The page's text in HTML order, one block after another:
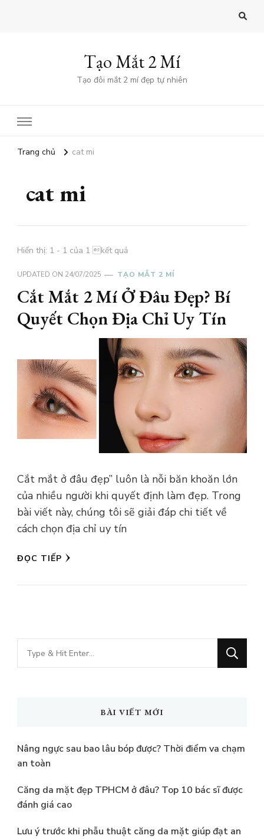
Tạo Mắt 2 Mí
Tạo đôi mắt 2 mí đẹp tự nhiên
Trang chủ cat mi
cat mi
Hiển thị: 1 - 1 của 1 kết quả
UPDATED ON 24/07/2025 TẠO MẮT 2 MÍ
Cắt Mắt 2 Mí Ở Đâu Đẹp? Bí
Quyết Chọn Địa Chỉ Uy Tín
Cắt mắt ở đâu đẹp” luôn là nỗi băn khoăn lớn
của nhiều người khi quyết định làm đẹp. Trong
bài viết này, chúng tôi sẽ giải đáp chi tiết về
cách chọn địa chỉ uy tín
ĐỌC TIẾP
Bạn
muốn
BÀI VIẾT MỚI
Nâng ngực sau bao lâu bóp được? Thời điểm va chạm
an toàn
Căng da mặt đẹp TPHCM ở đâu? Top 10 bác sĩ được
đánh giá cao
Lưu ý trước khi phẫu thuật căng da mặt giúp đạt an